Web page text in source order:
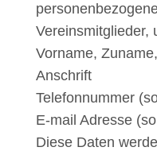
Vereinsmitglieder,
Vorname,
Anschrift
Telefonnummer
E-mail Adresse
Diese Daten